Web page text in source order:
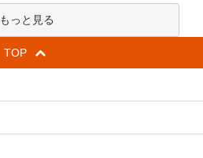
もっと見る
TOP